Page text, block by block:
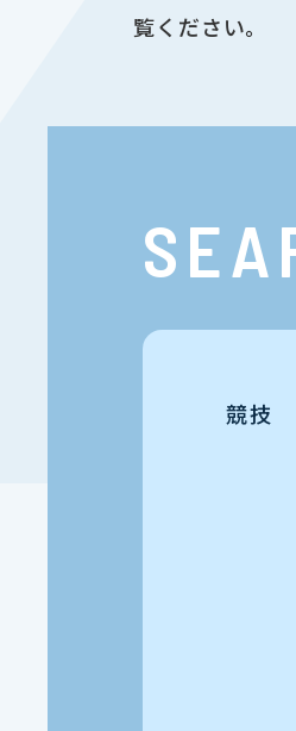
覧ください。
競技